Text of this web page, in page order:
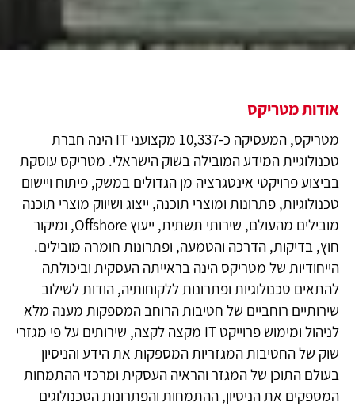
אודות מטריקס
מטריקס, המעסיקה כ-10,337 מקצועני IT הינה חברת
טכנולוגיית המידע המובילה בשוק הישראלי. מטריקס עוסקת
בביצוע פרויקטי אינטגרציה מן הגדולים במשק, פיתוח ויישום
טכנולוגיות, פתרונות ומוצרי תוכנה, ייצוג ושיווק מוצרי תוכנה
מובילים מהעולם, שירותי תשתית, ייעוץ Offshore, ומיקור
חוץ, בדיקות, הדרכה והטמעה, ופתרונות חומרה מובילים.
הייחודיות של מטריקס הינה בראייתה העסקית וביכולתה
להתאים טכנולוגיות ופתרונות ללקוחותיה, הודות לשילוב
שירותיים רוחביים של חטיבות הרוחב המספקות מענה מלא
לניהול ומימוש פרוייקט IT מקצה לקצה, שירותים על פי מגזרי
שוק של החטיבות המגזריות המספקות את הידע והניסיון
בעולם התוכן של המגזר והראיה העסקית ומרכזי ההתמחות
המספקים את הניסיון, ההתמחות והפתרונות הטכנולוגים